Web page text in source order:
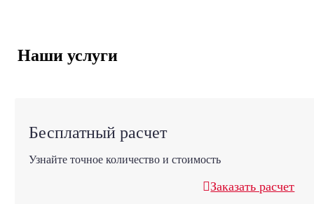
Наши услуги
Бесплатный расчет
Узнайте точное количество и стоимость
Заказать расчет